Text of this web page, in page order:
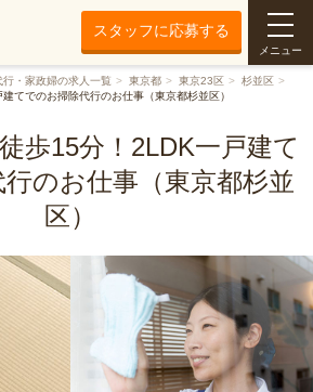
スタッフに応募する
メニュー
行・家政婦の求人一覧 東京都 東京23区
杉並区
てでのお掃除代行のお仕事（東京都杉並区）
歩15分！2LDK一戸建て
のお仕事（東京都杉並
区）